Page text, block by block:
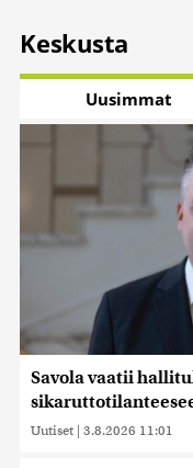
Keskusta
Uusimmat
Savola vaatii
Uutiset | 3.8.2026 11:01